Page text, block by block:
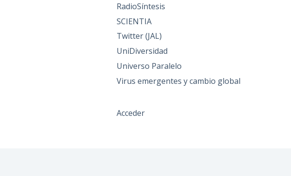
RadioSíntesis
SCIENTIA
Twitter (JAL)
UniDiversidad
Universo Paralelo
Virus emergentes y cambio global
Acceder